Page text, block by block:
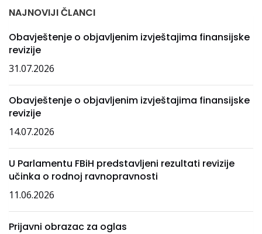
NAJNOVIJI ČLANCI
Obavještenje o objavljenim izvještajima finansijske
revizije
31.07.2026
Obavještenje o objavljenim izvještajima finansijske
revizije
14.07.2026
U Parlamentu FBiH predstavljeni rezultati revizije
učinka o rodnoj ravnopravnosti
11.06.2026
Prijavni obrazac za oglas